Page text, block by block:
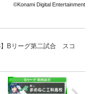
©Konami Digital Entertainment
】Bリーグ第二試合 スコ